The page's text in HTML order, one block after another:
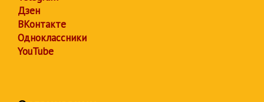
Дзен
ВКонтакте
Одноклассники
YouTube